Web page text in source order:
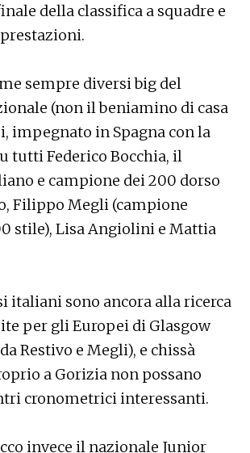
della classifica a squadre e
sempre diversi big del
(non il beniamino di casa
impegnato in Spagna con la
tutti Federico Bocchia, il
e campione dei 200 dorso
Filippo Megli (campione
stile), Lisa Angiolini e Mattia
italiani sono ancora alla ricerca
per gli Europei di Glasgow
Restivo e Megli), e chissà
a Gorizia non possano
cronometrici interessanti.
invece il nazionale Junior